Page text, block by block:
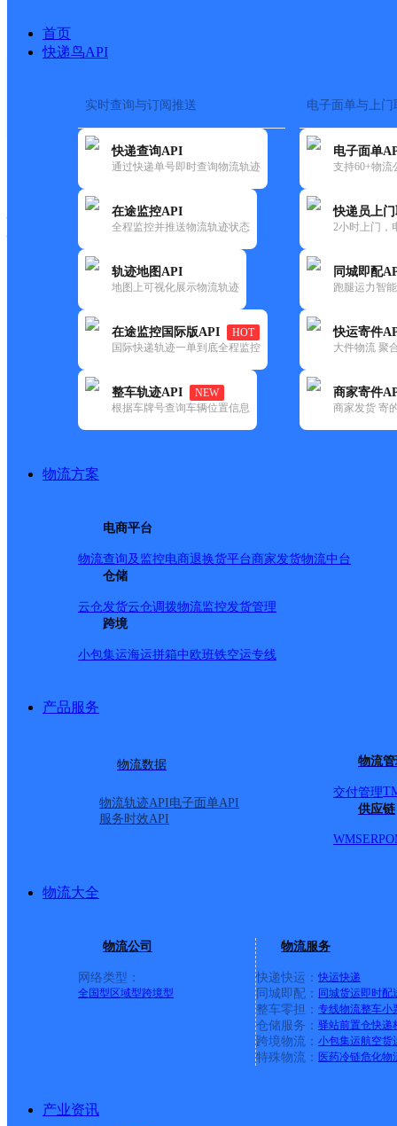
首页
快递鸟API
实时查询与订阅推送
快递查询API
通过快递单号即时查询物流轨迹
在途监控API
全程监控并推送物流轨迹状态
轨迹地图API
地图上可视化展示物流轨迹
在途监控国际版API
HOT
国际快递轨迹一单到底全程监控
整车轨迹API
NEW
根据车牌号查询车辆位置信息
电子面单与上门
电子面单
支持60+物流
快递员上
2小时上门，
同城即配
跑腿运力智
快运寄件
大件物流 聚
商家寄件
商家发货 寄
物流方案
电商平台
物流查询及监控电商退换货平台商家发货物流中台
仓储
云仓发货云仓调拨物流监控发货管理
跨境
小包集运海运拼箱中欧班铁空运专线
产品服务
物流数据
物流轨迹API电子面单API
服务时效API
物流
交付管理
供应链
WMSERP
物流大全
物流公司
网络类型：
全国型 区域型跨境型
物流服务
快递快运： 快运快递
同城即配： 同城货运即时配
整车零担： 专线物流整车小
仓储服务： 驿站前置仓快递
跨境物流： 小包集运航空货
特殊物流： 医药冷链危化物
产业资讯
快运大全 快递时效
韵达
广东云浮公司碧桂园分部
更新时间：2022-07-14 00:00:00
所属快递：韵达速递
所属区域：广东省-云浮市-云城区
网点地址：广东省云浮市云城区云城街道碧桂园内
网点负责人：